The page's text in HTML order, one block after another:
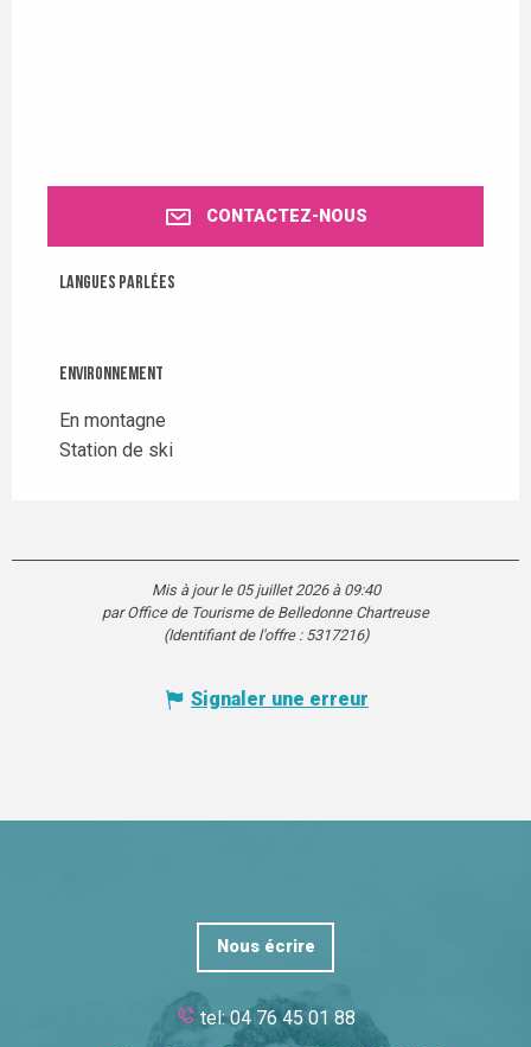
CONTACTEZ-NOUS
Langues parlées
Langues parlées
Environnement
Environnement
En montagne
Station de ski
Mis à jour le 05 juillet 2026 à 09:40
par Office de Tourisme de Belledonne Chartreuse
(Identifiant de l'offre : 5317216)
Signaler une erreur
Nous écrire
tel: 04 76 45 01 88